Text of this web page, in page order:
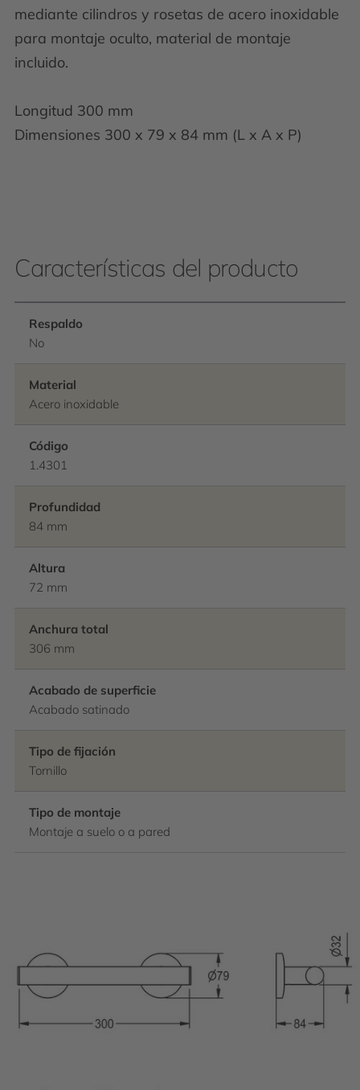
mediante cilindros y rosetas de acero inoxidable
para montaje oculto, material de montaje
incluido.
Longitud 300 mm
Dimensiones 300 x 79 x 84 mm (L x A x P)
Características del producto
Respaldo
No
Material
Acero inoxidable
Código
1.4301
Profundidad
84 mm
Altura
72 mm
Anchura total
306 mm
Acabado de superficie
Acabado satinado
Tipo de fijación
Tornillo
Tipo de montaje
Montaje a suelo o a pared